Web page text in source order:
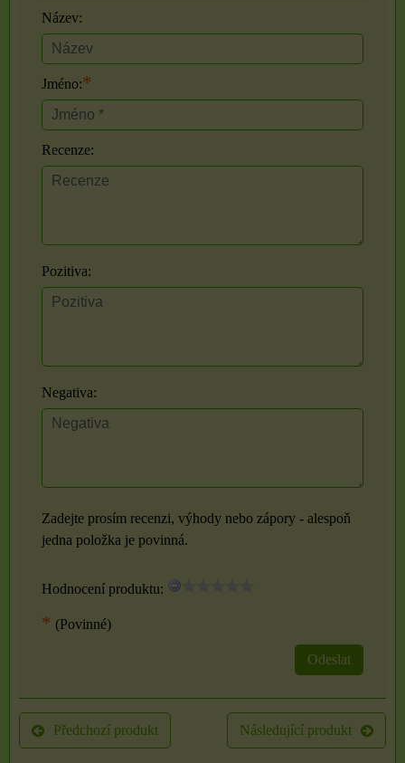
Název:
Jméno:*
Recenze:
Pozitiva:
Negativa:
Zadejte prosím recenzi, výhody nebo zápory - alespoň
jedna položka je povinná.
Hodnocení produktu:
* (Povinné)
Odeslat
Předchozí produkt Následující produkt